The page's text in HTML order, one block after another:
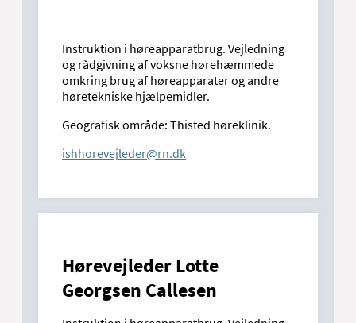
Instruktion i høreapparatbrug. Vejledning
og rådgivning af voksne hørehæmmede
omkring brug af høreapparater og andre
høretekniske hjælpemidler.
Geografisk område: Thisted høreklinik.
ishhorevejleder@rn.dk
Hørevejleder Lotte
Georgsen Callesen